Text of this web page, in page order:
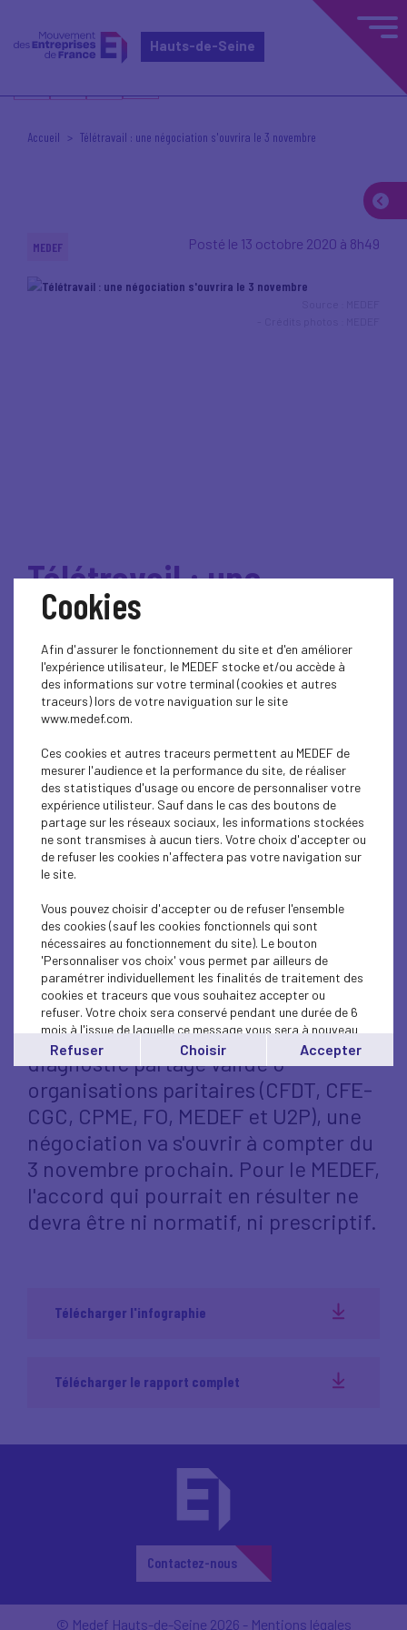
Hauts-de-Seine
Accueil Télétravail : une négociation s'ouvrira le 3 novembre
MEDEF Posté le 13 octobre 2020 à 8h49
Télétravail : une
négociation s'ouvrira le
3 novembre
Au sortir d’une période de
confinement liée à une crise
sanitaire inédite, durant laquelle un
nombre sans précédent
d’entreprises et de salariés ont eu
recours à une forme particulière de
télétravail, les organisations de
salariés et d’employeurs ont
souhaité se saisir des enjeux et des
questions qui se posent dans la
perspective d’un développement
potentiellement plus important du
télétravail. Dans la continuité du
diagnostic partagé validé 6
organisations paritaires (CFDT, CFE-
CGC, CPME, FO, MEDEF et U2P), une
négociation va s'ouvrir à compter du
3 novembre prochain. Pour le MEDEF,
l'accord qui pourrait en résulter ne
devra être ni normatif, ni prescriptif.
Télécharger l'infographie
Télécharger le rapport complet
Contactez-nous
© Medef Hauts-de-Seine 2026 - Mentions légales
Cookies
Afin d'assurer le fonctionnement du site et d'en améliorer
l'expérience utilisateur, le MEDEF stocke et/ou accède à
des informations sur votre terminal (cookies et autres
traceurs) lors de votre naviguation sur le site
www.medef.com.
Ces cookies et autres traceurs permettent au MEDEF de
mesurer l'audience et la performance du site, de réaliser
des statistiques d'usage ou encore de personnaliser votre
expérience utilisteur. Sauf dans le cas des boutons de
partage sur les réseaux sociaux, les informations stockées
ne sont transmises à aucun tiers. Votre choix d'accepter ou
de refuser les cookies n'affectera pas votre navigation sur
le site.
Vous pouvez choisir d'accepter ou de refuser l'ensemble
des cookies (sauf les cookies fonctionnels qui sont
nécessaires au fonctionnement du site). Le bouton
'Personnaliser vos choix' vous permet par ailleurs de
paramétrer individuellement les finalités de traitement des
cookies et traceurs que vous souhaitez accepter ou
refuser. Votre choix sera conservé pendant une durée de 6
mois à l'issue de laquelle ce message vous sera à nouveau
affiché..
Vous pouvez modifier votre choix à tout moment en
cliquant sur le lien
'cookies'en bas de page.
Refuser Choisir Accepter